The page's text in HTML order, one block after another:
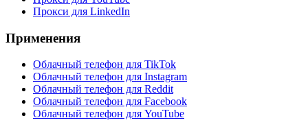
Прокси для LinkedIn
Применения
Облачный телефон для TikTok
Облачный телефон для Instagram
Облачный телефон для Reddit
Облачный телефон для Facebook
Облачный телефон для YouTube